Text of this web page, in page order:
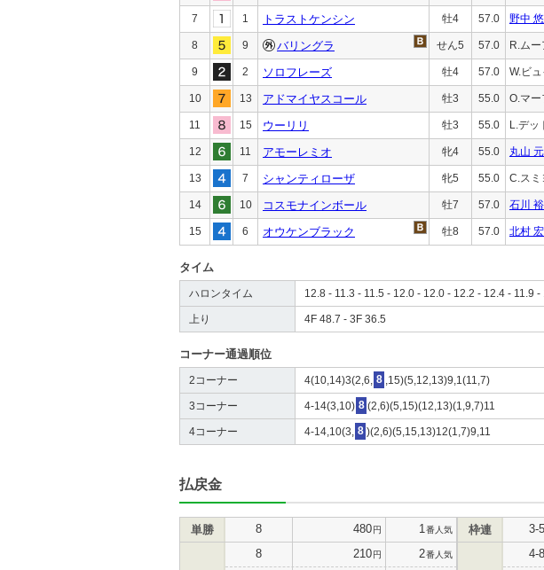
7 1 トラストケンシン 牡4 57.0 野中
8 9 バリングラ せん5 57.0 R.ムー
9 2 ソロフレーズ 牡4 57.0 W.ビ
10 13 アドマイヤスコール 牡3 55.0 O.マー
11 15 ウーリリ 牡3 55.0 L.デッ
12 11 アモーレミオ 牝4 55.0 丸山
13 7 シャンティローザ 牝5 55.0 C.スミ
14 10 コスモナインボール 牡7 57.0 石川
15 6 オウケンブラック 牡8 57.0 北村
タイム
ハロンタイム 12.8 - 11.3 - 11.5 - 12.0 - 12.0 - 12.2 - 12.4 - 11.9 -
上り 4F 48.7 - 3F 36.5
コーナー通過順位
2コーナー 4(10,14)3(2,6, 8 ,15)(5,12,13)9,1(11,7)
3コーナー 4-14(3,10) 8 (2,6)(5,15)(12,13)(1,9,7)11
4コーナー 4-14,10(3, 8 )(2,6)(5,15,13)12(1,7)9,11
払戻金
単勝 8 480円 1 番人気
8 210円 2番人気
枠連 3-5
4-8